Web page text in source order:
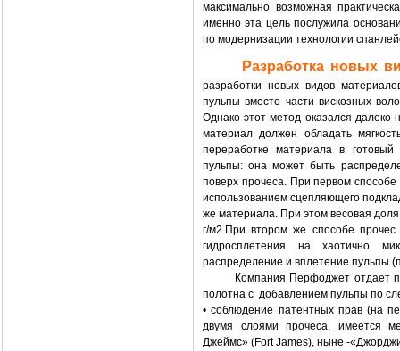
максимально возможная
именно эта цель послужила
по модернизации технологии
Разработка новых
разработки новых видов
пульпы вместо части вискозных
Однако этот метод оказался далеко
материал должен обладать
переработке материала в
пульпы: она может быть
поверх прочеса. При первом
использованием сцепляющего
же материала. При этом весовая
г/м2.При втором же способе прочес
гидросплетения на хаотично
распределение и вплетение пульпы
Компания Перфоджет отдает
полотна с добавлением пульпы по
• соблюдение патентных прав (на
двумя слоями прочеса, имеется
Джеймс» (Fort James), ныне -